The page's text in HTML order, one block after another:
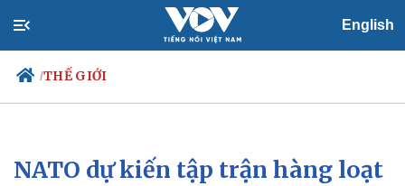
English
/THẾ GIỚI
Chính trị
Xã hội
NATO dự kiến tập trận hàng loạt